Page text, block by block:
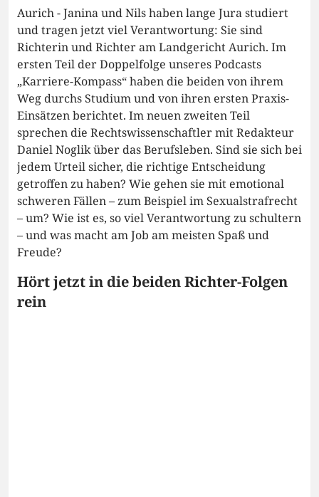
Aurich - Janina und Nils haben lange Jura studiert
und tragen jetzt viel Verantwortung: Sie sind
Richterin und Richter am Landgericht Aurich. Im
ersten Teil der Doppelfolge unseres Podcasts
„Karriere-Kompass“ haben die beiden von ihrem
Weg durchs Studium und von ihren ersten Praxis-
Einsätzen berichtet. Im neuen zweiten Teil
sprechen die Rechtswissenschaftler mit Redakteur
Daniel Noglik über das Berufsleben. Sind sie sich bei
jedem Urteil sicher, die richtige Entscheidung
getroffen zu haben? Wie gehen sie mit emotional
schweren Fällen – zum Beispiel im Sexualstrafrecht
– um? Wie ist es, so viel Verantwortung zu schultern
– und was macht am Job am meisten Spaß und
Freude?
Hört jetzt in die beiden Richter-Folgen
rein